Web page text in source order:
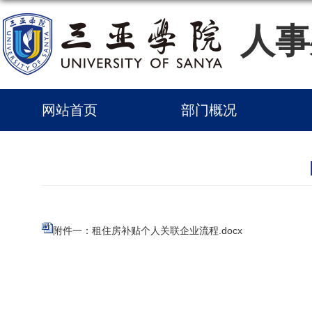
人
网站首页 部门概况
附件一：租住房补贴个人关联企业流程.docx